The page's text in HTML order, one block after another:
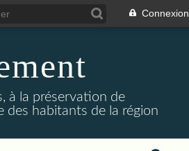
Connexion
à la préservation de
des habitants de la région